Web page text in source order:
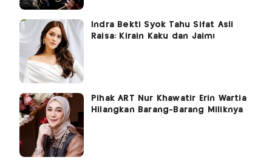
Indra Bekti Syok Tahu Sifat Asli
Raisa: Kirain Kaku dan Jaim!
Pihak ART Nur Khawatir Erin Wartia
Hilangkan Barang-Barang Miliknya